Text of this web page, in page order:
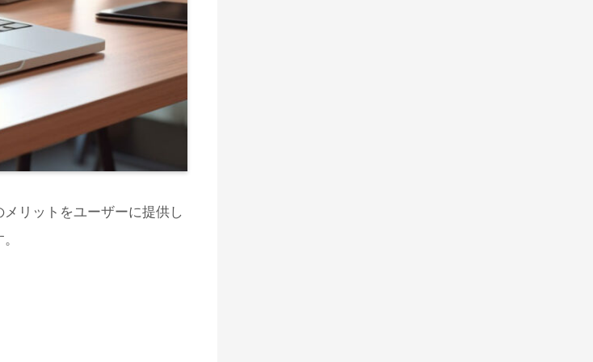
リットをユーザーに提供し